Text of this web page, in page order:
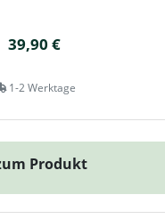
39,90 €
1-2 Werktage
Produkt